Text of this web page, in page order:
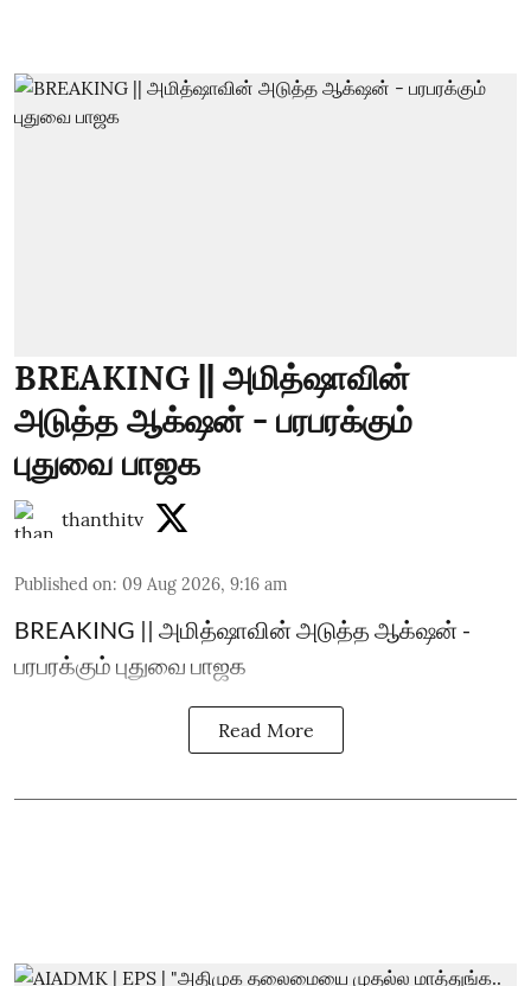
BREAKING || அமித்ஷாவின்
அடுத்த ஆக்‌ஷன் - பரபரக்கும்
புதுவை பாஜக
thanthitv
Published on: 09 Aug 2026, 9:16 am
BREAKING || அமித்ஷாவின் அடுத்த ஆக்‌ஷன் -
பரபரக்கும் புதுவை பாஜக
Read More